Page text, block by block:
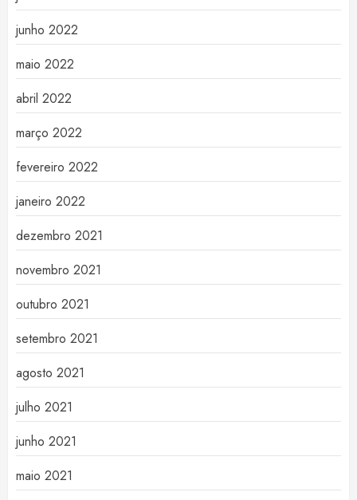
junho 2022
maio 2022
abril 2022
março 2022
fevereiro 2022
janeiro 2022
dezembro 2021
novembro 2021
outubro 2021
setembro 2021
agosto 2021
julho 2021
junho 2021
maio 2021